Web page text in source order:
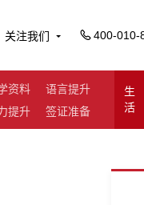
关注我们 400-010-
资料
语言提升
提升
签证准备
生
活